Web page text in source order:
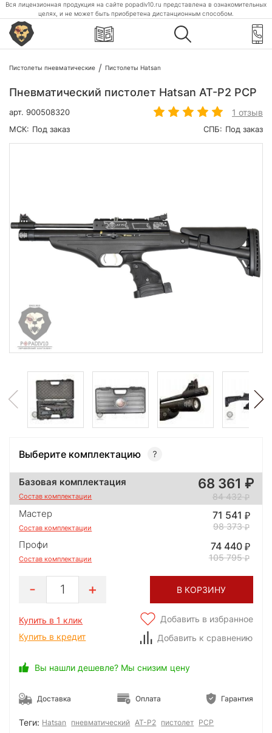
Вся лицензионная продукция на сайте popadiv10.ru представлена в ознакомительных
целях, и не может быть приобретена дистанционным способом.
Пистолеты пневматические Пистолеты Hatsan
Пневматический пистолет Hatsan AT-P2 PCP
арт. 900508320 1 отзыв
МСК: Под заказ СПБ: Под заказ
Выберите комплектацию
Базовая комплектация
Состав комплектации
68 361
84 432
Мастер
Состав комплектации
71 541
98 373
Профи
Состав комплектации
74 440
105 795
1 В КОРЗИНУ
Купить в 1 клик
Купить в кредит
Добавить в избранное
Добавить к сравнению
Вы нашли дешевле? Мы снизим цену
Доставка Оплата Гарантия
Теги: Hatsan пневматический AT-P2 пистолет PCP